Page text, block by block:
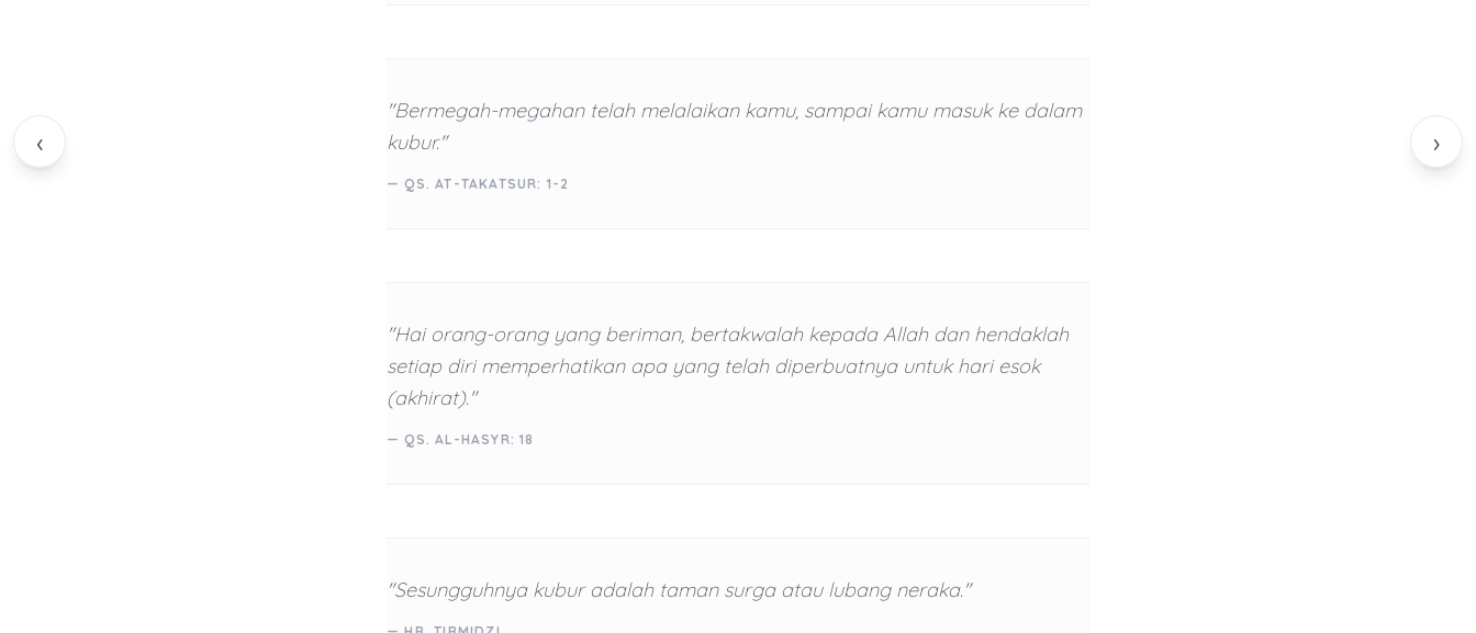
‹ ›
"Bermegah-megahan telah melalaikan kamu, sampai kamu masuk ke dalam
kubur."
— QS. AT-TAKATSUR: 1-2
"Hai orang-orang yang beriman, bertakwalah kepada Allah dan hendaklah
setiap diri memperhatikan apa yang telah diperbuatnya untuk hari esok
(akhirat)."
— QS. AL-HASYR: 18
"Sesungguhnya kubur adalah taman surga atau lubang neraka."